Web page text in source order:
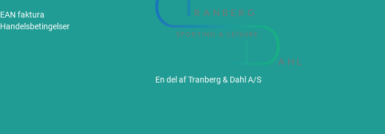
EAN faktura
Handelsbetingelser
En del af Tranberg & Dahl A/S